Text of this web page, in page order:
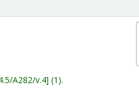
A282/v.4 (1).